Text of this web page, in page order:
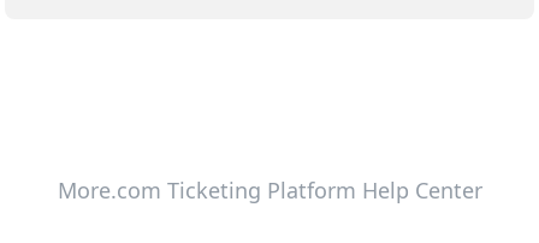
More.com Ticketing Platform Help Center